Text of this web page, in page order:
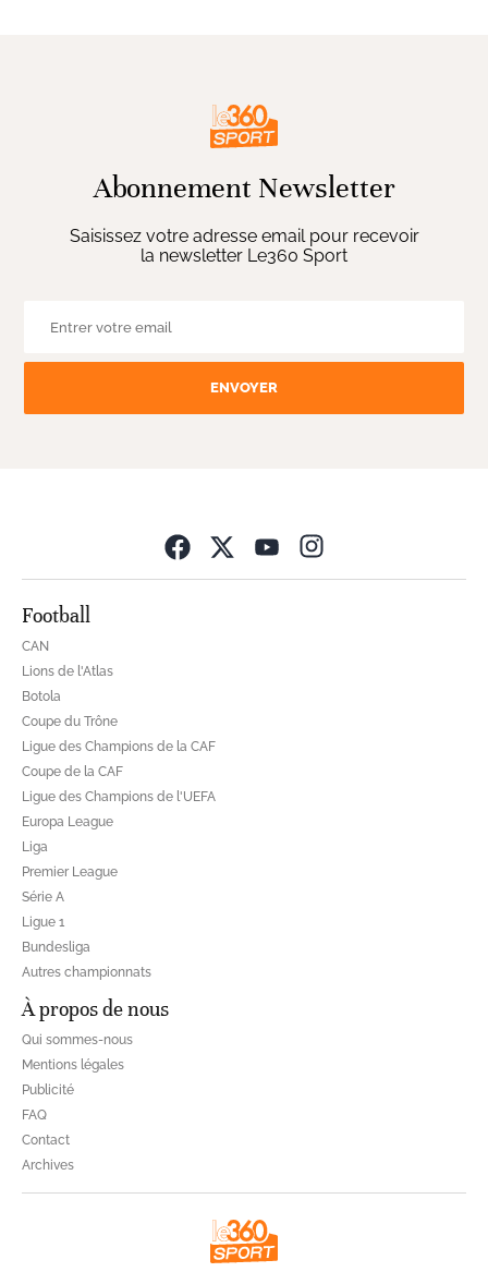
Abonnement Newsletter
Saisissez votre adresse email pour recevoir
la newsletter Le360 Sport
ENVOYER
Football
CAN
Lions de l'Atlas
Botola
Coupe du Trône
Ligue des Champions de la CAF
Coupe de la CAF
Ligue des Champions de l'UEFA
Europa League
Liga
Premier League
Série A
Ligue 1
Bundesliga
Autres championnats
À propos de nous
Qui sommes-nous
Mentions légales
Publicité
FAQ
Contact
Archives